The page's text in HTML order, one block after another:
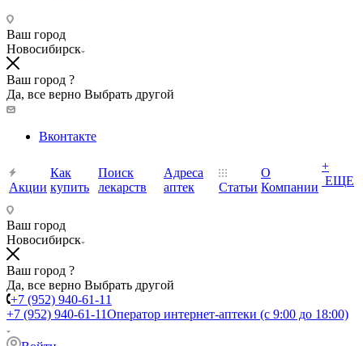
Ваш город
Новосибирск
Ваш город ?
Да, все верно Выбрать другой
Вконтакте
Акции
Как
купить
Поиск
лекарств
Адреса
аптек
Статьи
О
Компании
+
ЕЩЕ
Ваш город
Новосибирск
Ваш город ?
Да, все верно Выбрать другой
+7 (952) 940-61-11
+7 (952) 940-61-11Оператор интернет-аптеки (с 9:00 до 18:00)